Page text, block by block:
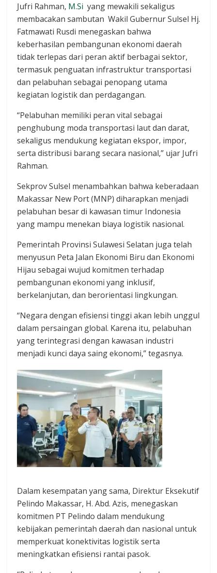
Jufri Rahman, M.Si yang mewakili sekaligus
membacakan sambutan Wakil Gubernur Sulsel Hj.
Fatmawati Rusdi menegaskan bahwa
keberhasilan pembangunan ekonomi daerah
tidak terlepas dari peran aktif berbagai sektor,
termasuk penguatan infrastruktur transportasi
dan pelabuhan sebagai penopang utama
kegiatan logistik dan perdagangan.
“Pelabuhan memiliki peran vital sebagai
penghubung moda transportasi laut dan darat,
sekaligus mendukung kegiatan ekspor, impor,
serta distribusi barang secara nasional,” ujar Jufri
Rahman.
Sekprov Sulsel menambahkan bahwa keberadaan
Makassar New Port (MNP) diharapkan menjadi
pelabuhan besar di kawasan timur Indonesia
yang mampu menekan biaya logistik nasional.
Pemerintah Provinsi Sulawesi Selatan juga telah
menyusun Peta Jalan Ekonomi Biru dan Ekonomi
Hijau sebagai wujud komitmen terhadap
pembangunan ekonomi yang inklusif,
berkelanjutan, dan berorientasi lingkungan.
“Negara dengan efisiensi tinggi akan lebih unggul
dalam persaingan global. Karena itu, pelabuhan
yang terintegrasi dengan kawasan industri
menjadi kunci daya saing ekonomi,” tegasnya.
Dalam kesempatan yang sama, Direktur Eksekutif
Pelindo Makassar, H. Abd. Azis, menegaskan
komitmen PT Pelindo dalam mendukung
kebijakan pemerintah daerah dan nasional untuk
memperkuat konektivitas logistik serta
meningkatkan efisiensi rantai pasok.